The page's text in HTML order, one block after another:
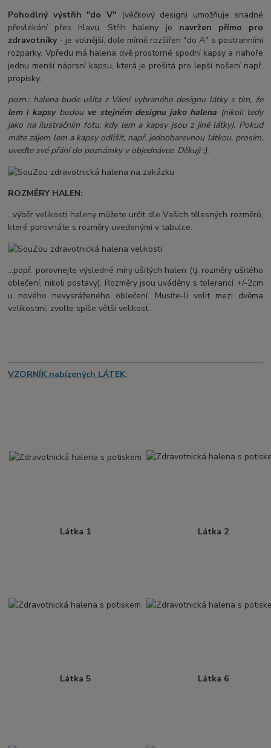
Pohodlný výstřih "do V" (véčkový design) umožňuje snadné
převlékání přes hlavu. Střih haleny je navržen přímo pro
zdravotníky- je volnější, dole mírně rozšířen "do A" s postranními
rozparky. Vpředu má halena dvě prostorné spodní kapsy a nahoře
jednu menší náprsní kapsu, která je prošitá pro lepší nošení např.
propisky.
pozn.: halena bude ušita z Vámi vybraného designu látky s tím, že
lem i kapsybudou ve stejném designu jako halena (nikoli tedy
jako na ilustračním fotu, kdy lem a kapsy jsou z jiné látky). Pokud
máte zájem lem a kapsy odlišit, např. jednobarevnou látkou, prosím,
uveďte své přání do poznámky v objednávce. Děkuji :).
ROZMĚRY HALEN:
...výběr velikosti haleny můžete určit dle Vašich tělesných rozměrů,
které porovnáte s rozměry uvedenými v tabulce:
...popř. porovnejte výsledné míry ušitých halen (tj. rozměry ušitého
oblečení, nikoli postavy). Rozměry jsou uváděny s tolerancí +/-2cm
u nového nevysráženého oblečení. Musíte-li volit mezi dvěma
velikostmi, zvolte spíše větší velikost.
VZORNÍK nabízených LÁTEK:
Látka 1 Látka 2
Látka 5 Látka 6